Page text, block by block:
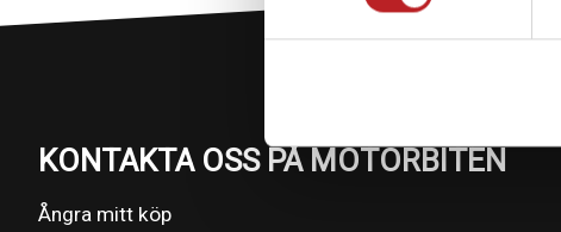
KONTAKTA OSS PÅ MOTORBITEN
Ångra mitt köp